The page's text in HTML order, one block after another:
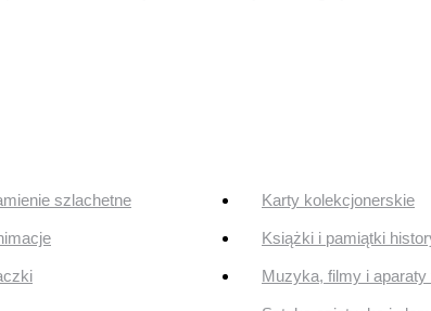
szlachetne Karty kolekcjonerskie
Książki i pamiątki
Muzyka, filmy i aparaty